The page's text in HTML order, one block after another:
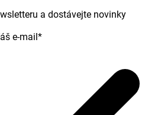
a dostávejte novinky
e-mail*